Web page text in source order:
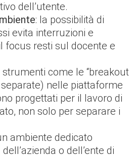
dell’utente.
: la possibilità di
evita interruzioni e
focus resti sul docente e
strumenti come le “breakout
nelle piattaforme
progettati per il lavoro di
non solo per separare i
ambiente dedicato
o dell’ente di